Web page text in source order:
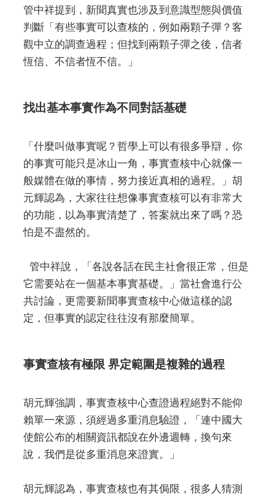
管中祥提到，新聞真實也涉及到意識型態與價值
判斷「有些事實可以查核的，例如兩顆子彈？客
觀中立的調查過程；但找到兩顆子彈之後，信者
恆信、不信者恆不信。」
找出基本事實作為不同對話基礎
「什麼叫做事實呢？哲學上可以有很多爭辯，你
的事實可能只是冰山一角，事實查核中心就像一
般媒體在做的事情，努力接近真相的過程。」胡
元輝認為，大家往往想像事實查核可以有非常大
的功能，以為事實清楚了，答案就出來了嗎？恐
怕是不盡然的。
管中祥說，「各說各話在民主社會很正常，但是
它需要站在一個基本事實基礎。」當社會進行公
共討論，更需要新聞事實查核中心做這樣的認
定，但事實的認定往往沒有那麼簡單。
事實查核有極限 界定範圍是複雜的過程
胡元輝強調，事實查核中心查證過程絕對不能仰
賴單一來源，須經過多重消息驗證，「連中國大
使館公布的相關資訊都說在外邊週轉，換句來
說，我們是從多重消息來證實。」
胡元輝認為，事實查核也有其侷限，很多人猜測